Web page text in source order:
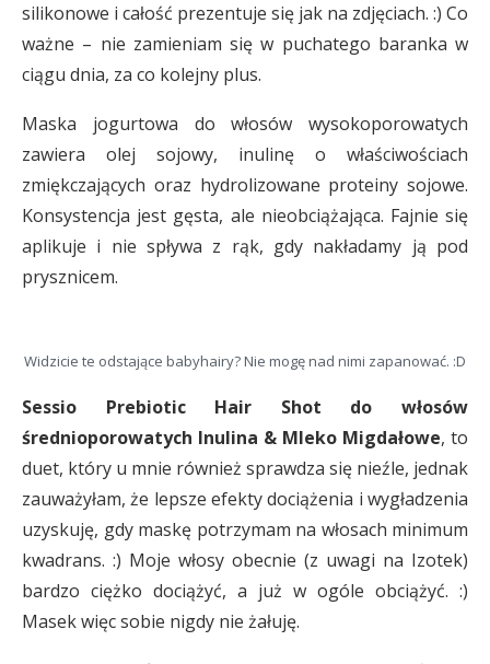
silikonowe i całość prezentuje się jak na zdjęciach. :) Co
ważne – nie zamieniam się w puchatego baranka w
ciągu dnia, za co kolejny plus.
Maska jogurtowa do włosów wysokoporowatych
zawiera olej sojowy, inulinę o właściwościach
zmiękczających oraz hydrolizowane proteiny sojowe.
Konsystencja jest gęsta, ale nieobciążająca. Fajnie się
aplikuje i nie spływa z rąk, gdy nakładamy ją pod
prysznicem.
Widzicie te odstające babyhairy? Nie mogę nad nimi zapanować. :D
Sessio Prebiotic Hair Shot do włosów
średnioporowatych Inulina & Mleko Migdałowe, to
duet, który u mnie również sprawdza się nieźle, jednak
zauważyłam, że lepsze efekty dociążenia i wygładzenia
uzyskuję, gdy maskę potrzymam na włosach minimum
kwadrans. :) Moje włosy obecnie (z uwagi na Izotek)
bardzo ciężko dociążyć, a już w ogóle obciążyć. :)
Masek więc sobie nigdy nie żałuję.